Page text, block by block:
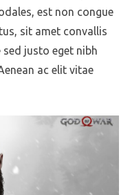
est non congue
sit amet convallis
sed justo eget nibh
ac elit vitae